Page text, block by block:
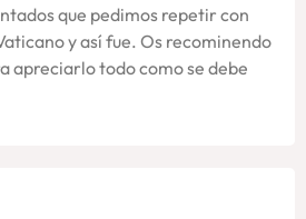
que pedimos repetir con
y así fue. Os recominendo
apreciarlo todo como se debe